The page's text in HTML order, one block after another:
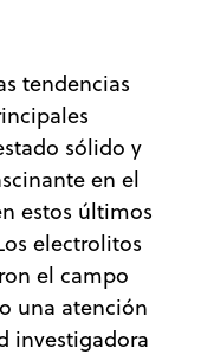
tendencias
sólido y
en el
estos últimos
electrolitos
el campo
una atención
investigadora